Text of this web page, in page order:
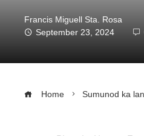
Francis Miguell Sta. Rosa
September 23, 2024
Home Sumunod ka